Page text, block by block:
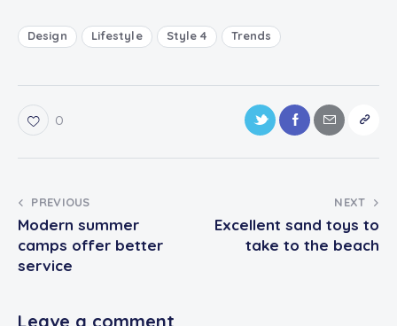
Design Lifestyle Style 4 Trends
0
PREVIOUS
Modern summer
camps offer better
service
NEXT
Excellent sand toys to
take to the beach
Leave a comment